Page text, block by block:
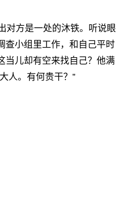
方是一处的沐铁。听说眼
查小组里工作，和自己平时
当儿却有空来找自己？他满
人。有何贵干？”